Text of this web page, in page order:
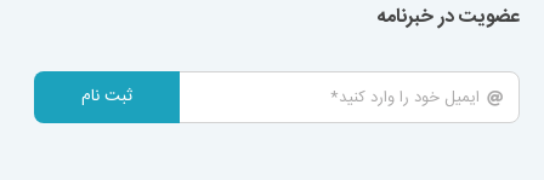
عضویت در خبرنامه
ثبت نام